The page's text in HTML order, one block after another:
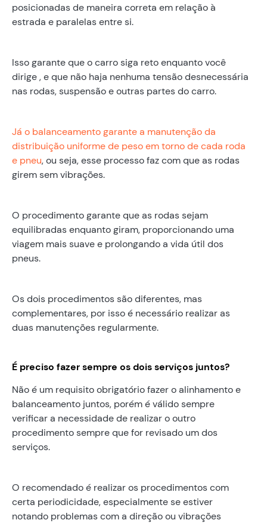
posicionadas de maneira correta em relação à
estrada e paralelas entre si.
Isso garante que o carro siga reto enquanto você
dirige , e que não haja nenhuma tensão desnecessária
nas rodas, suspensão e outras partes do carro.
Já o balanceamento garante a manutenção da
distribuição uniforme de peso em torno de cada roda
e pneu, ou seja, esse processo faz com que as rodas
girem sem vibrações.
O procedimento garante que as rodas sejam
equilibradas enquanto giram, proporcionando uma
viagem mais suave e prolongando a vida útil dos
pneus.
Os dois procedimentos são diferentes, mas
complementares, por isso é necessário realizar as
duas manutenções regularmente.
É preciso fazer sempre os dois serviços juntos?
Não é um requisito obrigatório fazer o alinhamento e
balanceamento juntos, porém é válido sempre
verificar a necessidade de realizar o outro
procedimento sempre que for revisado um dos
serviços.
O recomendado é realizar os procedimentos com
certa periodicidade, especialmente se estiver
notando problemas com a direção ou vibrações